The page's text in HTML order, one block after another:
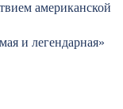
американской
и легендарная»